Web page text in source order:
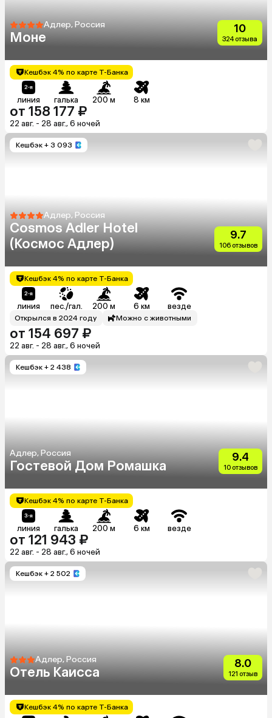
Адлер, Россия
Моне
10
324 отзыва
Кешбэк 4% по карте Т-Банка
линия галька 200 м 8 км
от 158 177 ₽
22 авг. - 28 авг., 6 ночей
Кешбэк + 3 093
Адлер, Россия
Cosmos Adler Hotel
(Космос Адлер)
9.7
106 отзывов
Кешбэк 4% по карте Т-Банка
линия пес./гал. 200 м 6 км везде
Открылся в 2024 году Можно с животными
от 154 697 ₽
22 авг. - 28 авг., 6 ночей
Кешбэк + 2 438
Адлер, Россия
Гостевой Дом Ромашка
9.4
10 отзывов
Кешбэк 4% по карте Т-Банка
линия галька 200 м 6 км везде
от 121 943 ₽
22 авг. - 28 авг., 6 ночей
Кешбэк + 2 502
Адлер, Россия
Отель Каисса
8.0
121 отзыв
Кешбэк 4% по карте Т-Банка